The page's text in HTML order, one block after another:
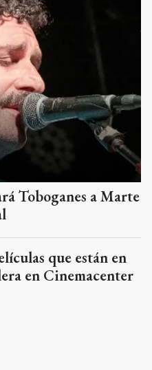
Toboganes a Marte
que están en
en Cinemacenter